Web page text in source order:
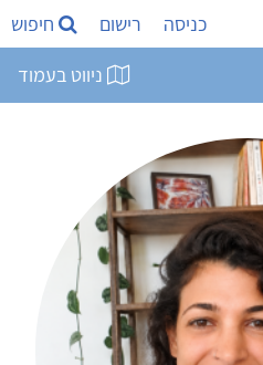
כניסה רישום חיפוש
ניווט בעמוד